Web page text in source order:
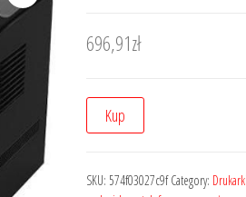
696,91zł
Kup
SKU: 574f03027c9f Category: